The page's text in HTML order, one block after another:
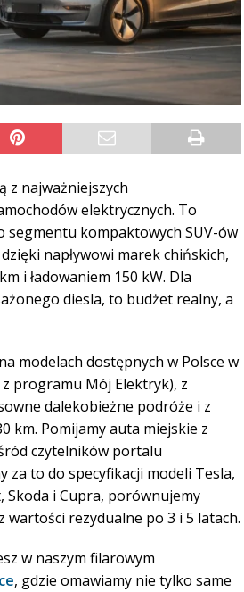
z najważniejszych
elektrycznych. To
kompaktowych SUV-ów
napływowi marek chińskich,
i ładowaniem 150 kW. Dla
diesla, to budżet realny, a
modelach dostępnych w Polsce w
z programu Mój Elektryk), z
dalekobieżne podróże i z
km. Pomijamy auta miejskie z
czytelników portalu
za to do specyfikacji modeli Tesla,
Skoda i Cupra, porównujemy
wartości rezydualne po 3 i 5 latach.
w naszym filarowym
, gdzie omawiamy nie tylko same